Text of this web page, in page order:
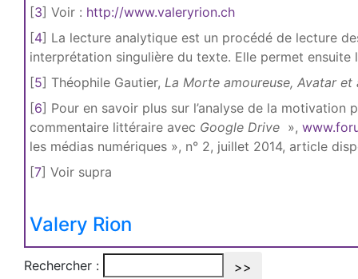
[3] Voir : http://www.valeryrion.ch
[4] La lecture analytique est un procédé de lecture
interprétation singulière du texte. Elle permet ensuite
[5] Théophile Gautier, La Morte amoureuse, Avatar
[6] Pour en savoir plus sur l’analyse de la
commentaire littéraire avec Google Drive »,
les médias numériques », n° 2, juillet 2014, article
[7] Voir supra
Valery Rion
Rechercher :